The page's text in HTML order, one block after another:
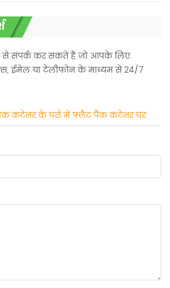
से संपर्क कर सकते हैं जो आपके लिए
ईमेल या टेलीफोन के माध्यम से 24/7
कंटेनर के घरों में फ्लैट पैक कंटेनर घर